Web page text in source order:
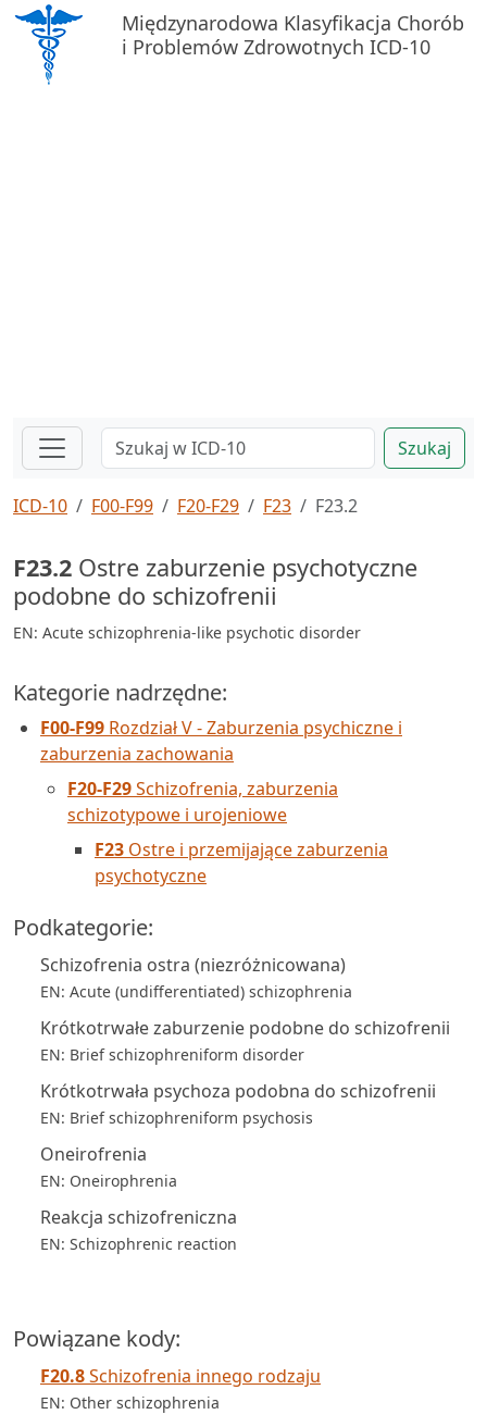
Międzynarodowa Klasyfikacja Chorób
i Problemów Zdrowotnych ICD-10
Szukaj
ICD-10 F00-F99 F20-F29 F23 F23.2
F23.2 Ostre zaburzenie psychotyczne
podobne do schizofrenii
EN: Acute schizophrenia-like psychotic disorder
Kategorie nadrzędne:
F00-F99 Rozdział V - Zaburzenia psychiczne i
zaburzenia zachowania
F20-F29Schizofrenia, zaburzenia
schizotypowe i urojeniowe
F23 Ostre i przemijające zaburzenia
psychotyczne
Podkategorie:
Schizofrenia ostra (niezróżnicowana)
EN: Acute (undifferentiated) schizophrenia
Krótkotrwałe zaburzenie podobne do schizofrenii
EN: Brief schizophreniform disorder
Krótkotrwała psychoza podobna do schizofrenii
EN: Brief schizophreniform psychosis
Oneirofrenia
EN: Oneirophrenia
Reakcja schizofreniczna
EN: Schizophrenic reaction
Powiązane kody:
F20.8Schizofrenia innego rodzaju
EN: Other schizophrenia